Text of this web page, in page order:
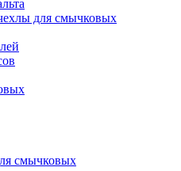
для смычковых
смычковых